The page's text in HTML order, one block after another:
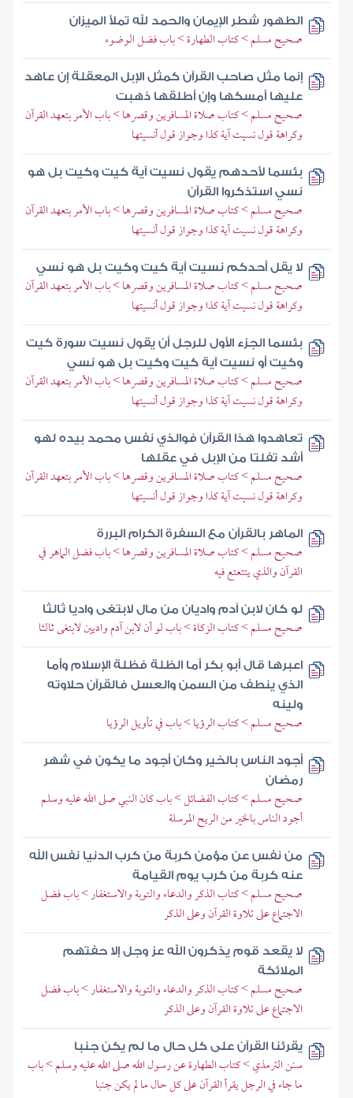
الطهور شطر الإيمان والحمد لله تملأ الميزان
صحيح مسلم > كتاب الطهارة > باب فضل الوضوء
إنما مثل صاحب القرآن كمثل الإبل المعقلة إن عاهد
عليها أمسكها وإن أطلقها ذهبت
صحيح مسلم > كتاب صلاة المسافرين وقصرها > باب الأمر بتعهد القرآن
وكراهة قول نسيت آية كذا وجواز قول أنسيتها
بئسما لأحدهم يقول نسيت آية كيت وكيت بل هو
نسي استذكروا القرآن
صحيح مسلم > كتاب صلاة المسافرين وقصرها > باب الأمر بتعهد القرآن
وكراهة قول نسيت آية كذا وجواز قول أنسيتها
لا يقل أحدكم نسيت آية كيت وكيت بل هو نسي
صحيح مسلم > كتاب صلاة المسافرين وقصرها > باب الأمر بتعهد القرآن
وكراهة قول نسيت آية كذا وجواز قول أنسيتها
بئسما الجزء الأول للرجل أن يقول نسيت سورة كيت
وكيت أو نسيت آية كيت وكيت بل هو نسي
صحيح مسلم > كتاب صلاة المسافرين وقصرها > باب الأمر بتعهد القرآن
وكراهة قول نسيت آية كذا وجواز قول أنسيتها
تعاهدوا هذا القرآن فوالذي نفس محمد بيده لهو
أشد تفلتا من الإبل في عقلها
صحيح مسلم > كتاب صلاة المسافرين وقصرها > باب الأمر بتعهد القرآن
وكراهة قول نسيت آية كذا وجواز قول أنسيتها
الماهر بالقرآن مع السفرة الكرام البررة
صحيح مسلم > كتاب صلاة المسافرين وقصرها > باب فضل الماهر في
القرآن والذي يتتعتع فيه
لو كان لابن آدم واديان من مال لابتغى واديا ثالثا
صحيح مسلم > كتاب الزكاة > باب لو أن لابن آدم واديين لابتغى ثالثا
اعبرها قال أبو بكر أما الظلة فظلة الإسلام وأما
الذي ينطف من السمن والعسل فالقرآن حلاوته
ولينه
صحيح مسلم > كتاب الرؤيا > باب في تأويل الرؤيا
أجود الناس بالخير وكان أجود ما يكون في شهر
رمضان
صحيح مسلم > كتاب الفضائل > باب كان النبي صلى الله عليه وسلم
أجود الناس بالخير من الريح المرسلة
من نفس عن مؤمن كربة من كرب الدنيا نفس الله
عنه كربة من كرب يوم القيامة
صحيح مسلم > كتاب الذكر والدعاء والتوبة والاستغفار > باب فضل
الاجتماع على تلاوة القرآن وعلى الذكر
لا يقعد قوم يذكرون الله عز وجل إلا حفتهم
الملائكة
صحيح مسلم > كتاب الذكر والدعاء والتوبة والاستغفار > باب فضل
الاجتماع على تلاوة القرآن وعلى الذكر
يقرئنا القرآن على كل حال ما لم يكن جنبا
سنن الترمذي > كتاب الطهارة عن رسول الله صلى الله عليه وسلم > باب
ما جاء في الرجل يقرأ القرآن على كل حال ما لم يكن جنبا